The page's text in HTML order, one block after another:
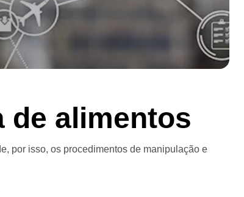
de alimentos
por isso, os procedimentos de manipulação e